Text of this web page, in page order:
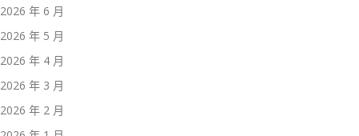
2026 年 6 月
2026 年 5 月
2026 年 4 月
2026 年 3 月
2026 年 2 月